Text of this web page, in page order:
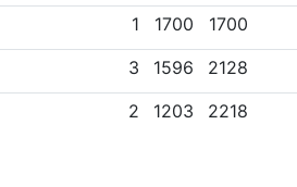
1 1700 1700
3 1596 2128
2 1203 2218